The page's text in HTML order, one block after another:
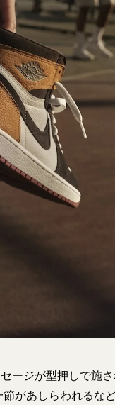
ージが型押しで施
があしらわれるな